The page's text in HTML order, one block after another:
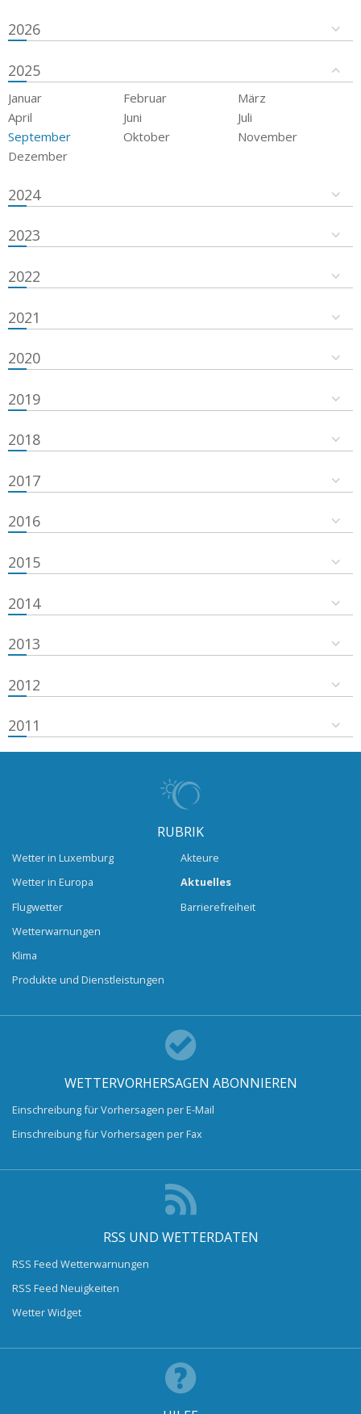
2026
2025
Januar Februar
März
April
Juni
Juli
September
Oktober
November
Dezember
2024
2023
2022
2021
2020
2019
2018
2017
2016
2015
2014
2013
2012
2011
RUBRIK
Wetter in Luxemburg
Wetter in Europa
Flugwetter
Wetterwarnungen
Klima
Produkte und Dienstleistungen
Akteure
Aktuelles
Barrierefreiheit
WETTERVORHERSAGEN ABONNIEREN
Einschreibung für Vorhersagen per E-Mail
Einschreibung für Vorhersagen per Fax
RSS UND WETTERDATEN
RSS Feed Wetterwarnungen
RSS Feed Neuigkeiten
Wetter Widget